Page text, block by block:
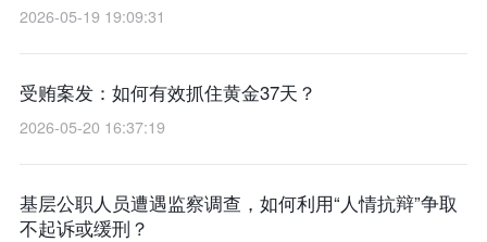
2026-05-19 19:09:31
受贿案发：如何有效抓住黄金37天？
2026-05-20 16:37:19
基层公职人员遭遇监察调查，如何利用“人情抗辩”争取
不起诉或缓刑？